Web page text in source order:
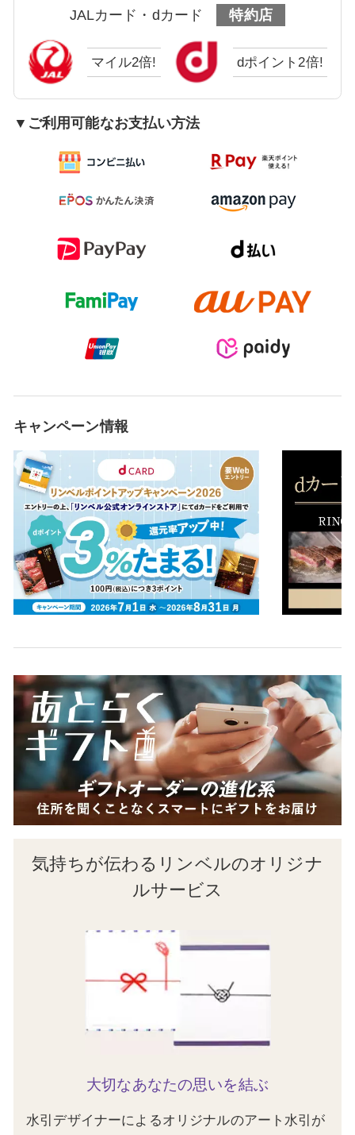
JALカード・dカード 特約店
マイル2倍! dポイント2倍!
▼ご利用可能なお支払い方法
キャンペーン情報
気持ちが伝わるリンベルのオリジナ
ルサービス
大切なあなたの思いを結ぶ
水引デザイナーによるオリジナルのアート水引が